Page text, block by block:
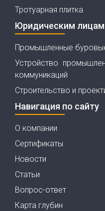
Тротуарная плитка
Юридическим лицам
Промышленные
Устройство
коммуникаций
Строительство и
Навигация по сайту
О компании
Сертификаты
Новости
Статьи
Вопрос-ответ
Карта глубин